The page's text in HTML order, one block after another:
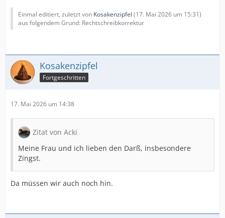
Einmal editiert, zuletzt von Kosakenzipfel (17. Mai 2026 um 15:31)
aus folgendem Grund: Rechtschreibkorrektur
Kosakenzipfel
Fortgeschritten
17. Mai 2026 um 14:38
Zitat von Acki
Meine Frau und ich lieben den Darß, insbesondere
Zingst.
Da müssen wir auch noch hin.